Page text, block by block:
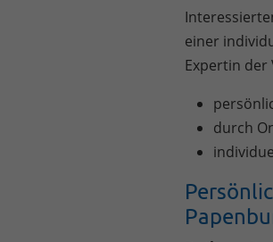
einer
Expertin der
durch